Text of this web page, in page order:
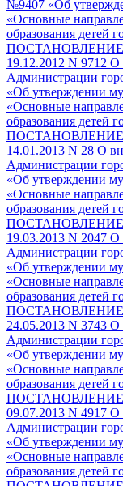
№9407 «Об
«Основные
образования детей
ПОСТАНОВЛЕНИЕ
19.12.2012 N 9712 О
Администрации
«Об утверждении
«Основные
образования детей
ПОСТАНОВЛЕНИЕ
14.01.2013 N 28 О
Администрации
«Об утверждении
«Основные
образования детей
ПОСТАНОВЛЕНИЕ
19.03.2013 N 2047 О
Администрации
«Об утверждении
«Основные
образования детей
ПОСТАНОВЛЕНИЕ
24.05.2013 N 3743 О
Администрации
«Об утверждении
«Основные
образования детей
ПОСТАНОВЛЕНИЕ
09.07.2013 N 4917 О
Администрации
«Об утверждении
«Основные
образования детей